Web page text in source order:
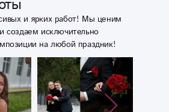
вашей работе.
Дарите радость
людям!!!!
и ярких работ! Мы ценим
создаем исключительно
на любой праздник!